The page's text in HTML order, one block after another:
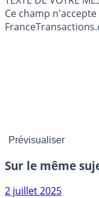
Ce champ
Sur le même sujet